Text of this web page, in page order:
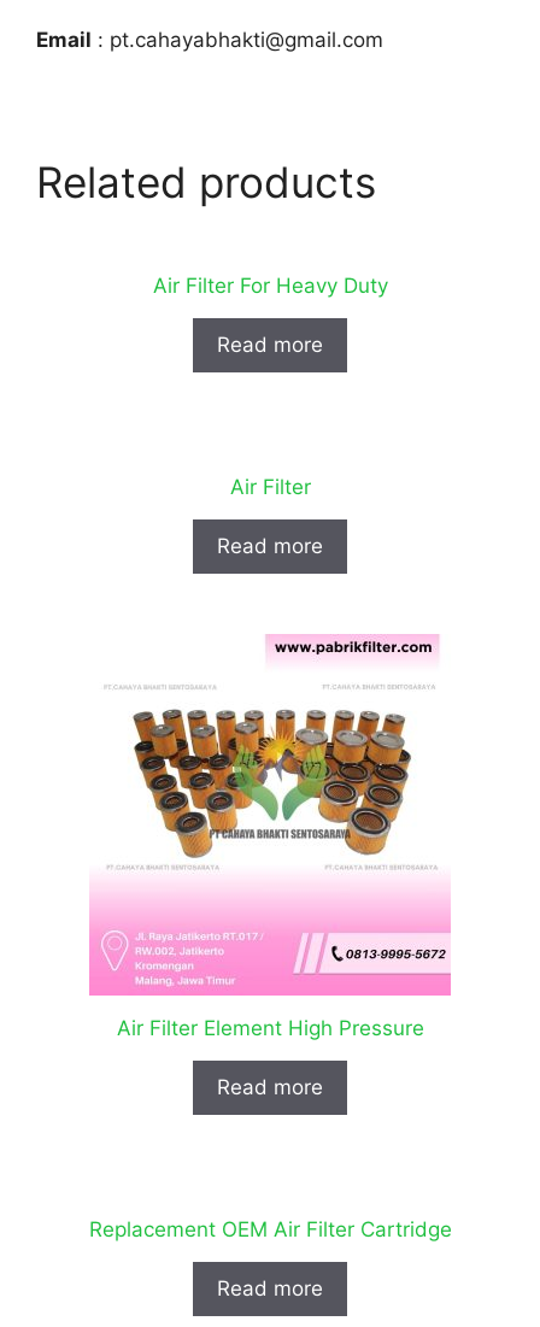
Email : pt.cahayabhakti@gmail.com
Related products
Air Filter For Heavy Duty
Read more
Air Filter
Read more
Air Filter Element High Pressure
Read more
Replacement OEM Air Filter Cartridge
Read more